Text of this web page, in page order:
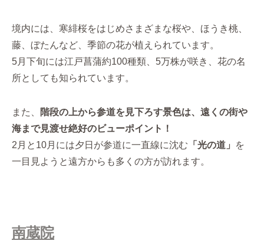
境内には、寒緋桜をはじめさまざまな桜や、ほうき桃、
藤、ぼたんなど、季節の花が植えられています。
5月下旬には江戸菖蒲約100種類、5万株が咲き、花の名
所としても知られています。
また、
階段の上から参道を見下ろす景色は、遠くの街や
海まで見渡せ絶好のビューポイント！
2月と10月には夕日が参道に一直線に沈む 「光の道」
を
一目見ようと遠方からも多くの方が訪れます。
南蔵院